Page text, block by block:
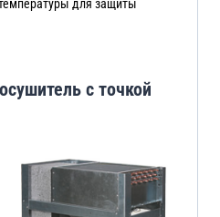
для защиты
с точкой